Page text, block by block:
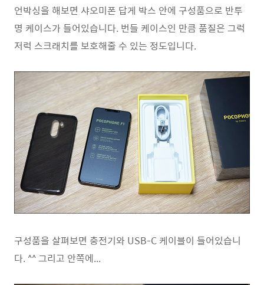
언박싱을 해보면 샤오미폰 답게 박스 안에 구성품으로 반투
명 케이스가 들어있습니다. 번들 케이스인 만큼 품질은 그럭
저럭 스크래치를 보호해줄 수 있는 정도입니다.
구성품을 살펴보면 충전기와 USB-C 케이블이 들어있습니
다. ^^ 그리고 안쪽에...